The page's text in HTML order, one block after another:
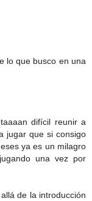
lo que busco en una
difícil reunir a
jugar que si consigo
ya es un milagro
una vez por
de la introducción